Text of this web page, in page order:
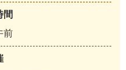
間
前